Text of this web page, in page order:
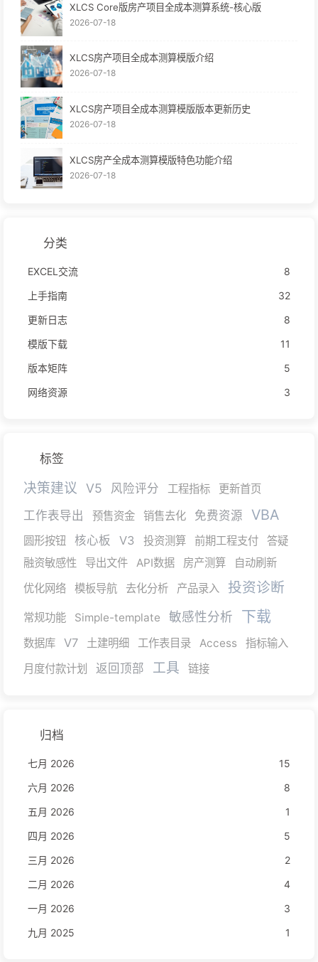
XLCS Core版房产项目全成本测算系统-核心版
2026-07-18
XLCS房产项目全成本测算模版介绍
2026-07-18
XLCS房产项目全成本测算模版版本更新历史
2026-07-18
XLCS房产全成本测算模版特色功能介绍
2026-07-18
分类
EXCEL交流
8
上手指南
32
更新日志
8
模版下载
11
版本矩阵
5
网络资源
3
标签
决策建议 V5 风险评分 工程指标 更新首页
工作表导出 预售资金 销售去化 免费资源 VBA
圆形按钮 核心板 V3 投资测算 前期工程支付
答疑
融资敏感性
导出文件 API数据 房产测算
自动刷新
优化网络
模板导航 去化分析 产品录入 投资诊断
常规功能 Simple-template 敏感性分析 下载
数据库 V7 土建明细 工作表目录 Access
指标输入
月度付款计划
返回顶部 工具 链接
归档
七月 2026
15
六月 2026
8
五月 2026
1
四月 2026
5
三月 2026
2
二月 2026
4
一月 2026
3
九月 2025
1